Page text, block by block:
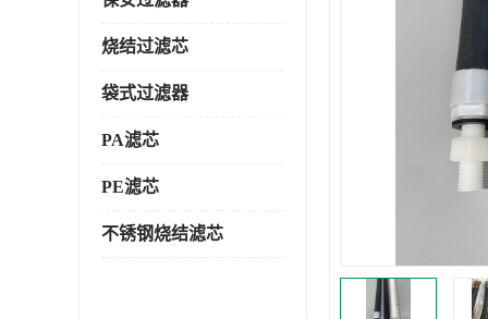
烧结过滤芯
袋式过滤器
PA滤芯
PE滤芯
不锈钢烧结滤芯